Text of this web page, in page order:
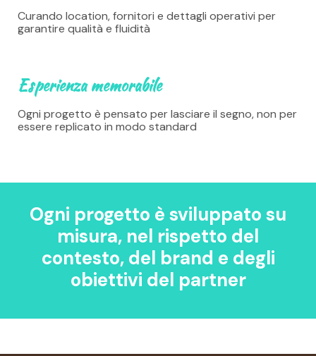
Curando location, fornitori e dettagli operativi per
garantire qualità e fluidità
Esperienza memorabile
Ogni progetto è pensato per lasciare il segno, non per
essere replicato in modo standard
Ogni progetto è sviluppato su
misura, nel rispetto del
contesto, del brand e degli
obiettivi del partner